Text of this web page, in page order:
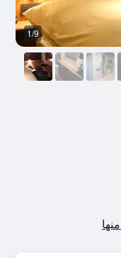
1/9